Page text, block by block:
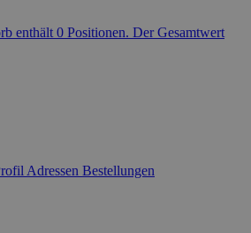
enthält 0 Positionen. Der Gesamtwert
Adressen Bestellungen